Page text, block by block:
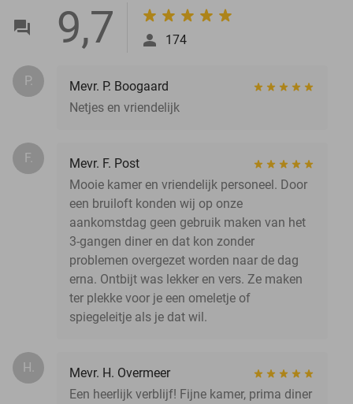
9,7 174
P.
Mevr. P. Boogaard
Netjes en vriendelijk
F.
Mevr. F. Post
Mooie kamer en vriendelijk personeel. Door
een bruiloft konden wij op onze
aankomstdag geen gebruik maken van het
3-gangen diner en dat kon zonder
problemen overgezet worden naar de dag
erna. Ontbijt was lekker en vers. Ze maken
ter plekke voor je een omeletje of
spiegeleitje als je dat wil.
H.
Mevr. H. Overmeer
Een heerlijk verblijf! Fijne kamer, prima diner